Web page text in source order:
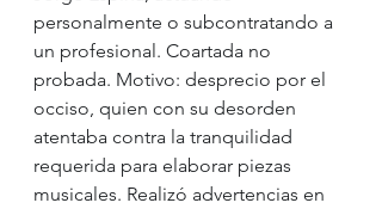
personalmente o subcontratando a
un profesional. Coartada no
probada. Motivo: desprecio por el
occiso, quien con su desorden
atentaba contra la tranquilidad
requerida para elaborar piezas
musicales. Realizó advertencias en